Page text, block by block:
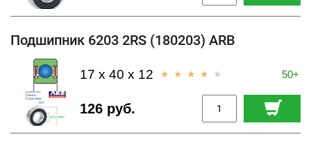
Подшипник 6203 2RS (180203) ARB
50+
126 руб.
17 x 40 x 12